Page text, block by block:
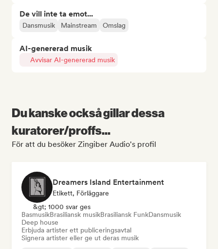
De vill inte ta emot...
Dansmusik Mainstream Omslag
AI-genererad musik
Avvisar AI-genererad musik
Du kanske också gillar dessa
kuratorer/proffs...
För att du besöker Zingiber Audio's profil
Dreamers Island Entertainment
Etikett, Förläggare
&gt; 1000 svar ges
BasmusikBrasiliansk musikBrasiliansk FunkDansmusik
Deep house
Erbjuda artister ett publiceringsavtal
Signera artister eller ge ut deras musik